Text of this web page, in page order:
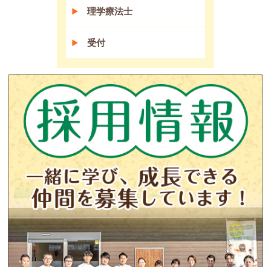
理学療法士
受付